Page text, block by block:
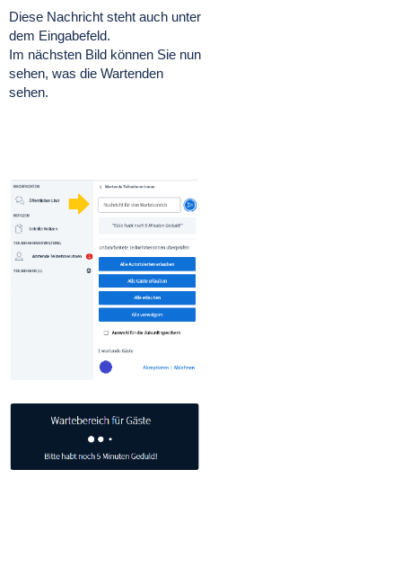
Diese Nachricht steht auch unter
dem Eingabefeld.
Im nächsten Bild können Sie nun
sehen, was die Wartenden
sehen.